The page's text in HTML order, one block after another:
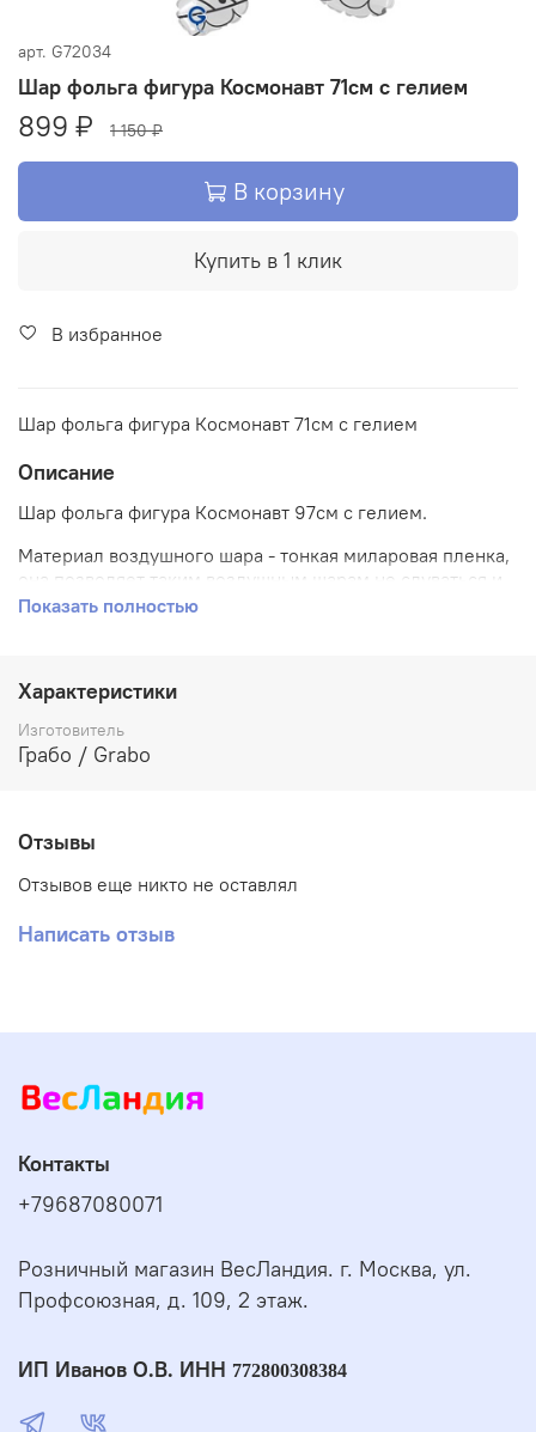
арт. G72034
Шар фольга фигура Космонавт 71см с гелием
899 ₽ 1 150 ₽
В корзину
Купить в 1 клик
В избранное
Шар фольга фигура Космонавт 71см с гелием
Описание
Шар фольга фигура Космонавт 97см с гелием.
Материал воздушного шара - тонкая миларовая пленка,
она позволяет таким воздушным шарам не сдуваться и
держать форму 3-7 дней.
Показать полностью
Характеристики
Изготовитель
Грабо / Grabo
Отзывы
Отзывов еще никто не оставлял
Написать отзыв
Контакты
+79687080071
Розничный магазин ВесЛандия. г. Москва, ул.
Профсоюзная, д. 109, 2 этаж.
ИП Иванов О.В. ИНН 772800308384